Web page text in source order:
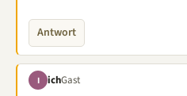
Antwort
I ichGast